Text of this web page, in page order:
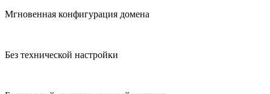
Мгновенная конфигурация домена
Без технической настройки